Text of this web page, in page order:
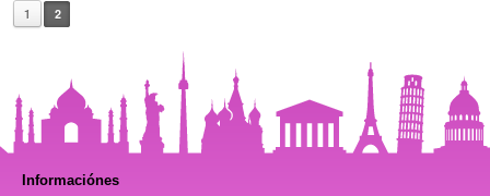
1 2
Informaciónes